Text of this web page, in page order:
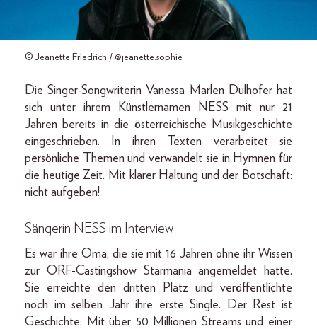
© Jeanette Friedrich / @jeanette.sophie
Die Singer-Songwriterin Vanessa Marlen Dulhofer hat
sich unter ihrem Künstlernamen NESS mit nur 21
Jahren bereits in die österreichische Musikgeschichte
eingeschrieben. In ihren Texten verarbeitet sie
persönliche Themen und verwandelt sie in Hymnen für
die heutige Zeit. Mit klarer Haltung und der Botschaft:
nicht aufgeben!
Sängerin NESS im Interview
Es war ihre Oma, die sie mit 16 Jahren ohne ihr Wissen
zur ORF-Castingshow Starmania angemeldet hatte.
Sie erreichte den dritten Platz und veröffentlichte
noch im selben Jahr ihre erste Single. Der Rest ist
Geschichte: Mit über 50 Millionen Streams und einer